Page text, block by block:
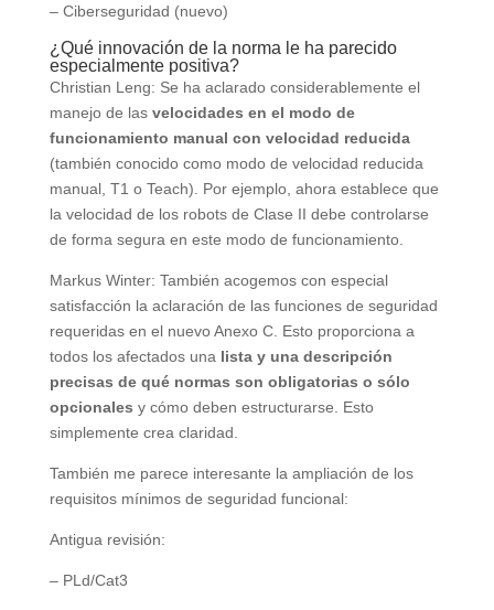
– Ciberseguridad (nuevo)
¿Qué innovación de la norma le ha parecido
especialmente positiva?
Christian Leng: Se ha aclarado considerablemente el
manejo de las velocidades en el modo de
funcionamiento manual con velocidad reducida
(también conocido como modo de velocidad reducida
manual, T1 o Teach). Por ejemplo, ahora establece que
la velocidad de los robots de Clase II debe controlarse
de forma segura en este modo de funcionamiento.
Markus Winter: También acogemos con especial
satisfacción la aclaración de las funciones de seguridad
requeridas en el nuevo Anexo C. Esto proporciona a
todos los afectados una lista y una descripción
precisas de qué normas son obligatorias o sólo
opcionales y cómo deben estructurarse. Esto
simplemente crea claridad.
También me parece interesante la ampliación de los
requisitos mínimos de seguridad funcional:
Antigua revisión:
– PLd/Cat3